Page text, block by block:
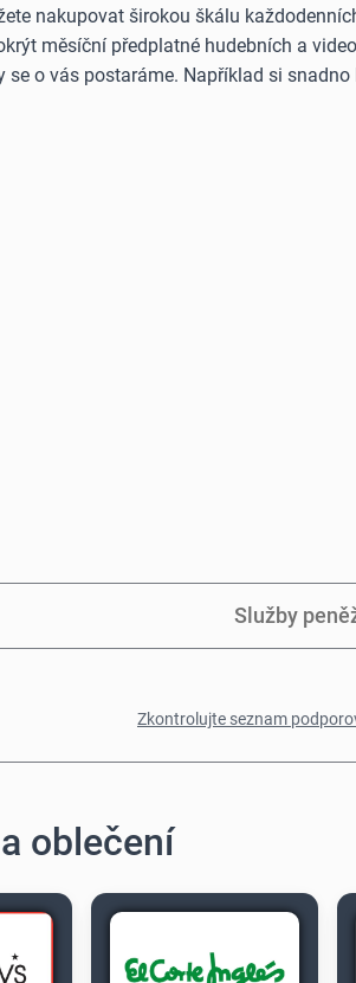
nakupovat širokou škálu
měsíční předplatné hudebních a
o vás postaráme. Například si
Služby
Zkontrolujte seznam
oblečení